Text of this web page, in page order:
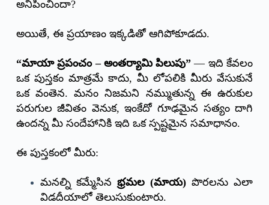
అనిపించిందా?
అయితే, ఈ ప్రయాణం ఇక్కడితో ఆగిపోకూడదు.
“మాయా ప్రపంచం – అంతర్యామి పిలుపు” — ఇది కేవలం
ఒక పుస్తకం మాత్రమే కాదు, మీ లోపలికి మీరు వేసుకునే
ఒక వంతెన. మనం నిజమని నమ్ముతున్న ఈ ఉరుకుల
పరుగుల జీవితం వెనుక, ఇంకేదో గూఢమైన సత్యం దాగి
ఉందన్న మీ సందేహానికి ఇది ఒక స్పష్టమైన సమాధానం.
ఈ పుస్తకంలో మీరు:
మనల్ని కమ్మేసిన భ్రమల (మాయ) పొరలను ఎలా
విడదీయాలో తెలుసుకుంటారు.